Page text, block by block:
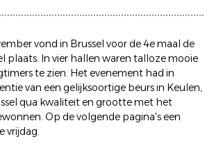
vond in Brussel voor de 4e maal de
plaats. In vier hallen waren talloze mooie
te zien. Het evenement had in
van een gelijksoortige beurs in Keulen,
qua kwaliteit en grootte met het
Op de volgende pagina's een
vrijdag.